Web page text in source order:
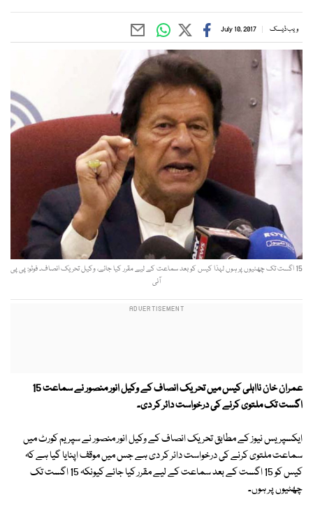
ویب ڈیسک July 10, 2017
15 اگست تک چھٹیوں پر ہوں لہذا کیس کو بعد سماعت کے لیے مقرر کیا جائے، وکیل تحریک انصاف۔ فوٹو: پی پی
آئی
عمران خان نااہلی کیس میں تحریک انصاف کے وکیل انور منصور نے سماعت 15
اگست تک ملتوی کرنے کی درخواست دائر کر دی۔
ایکسپریس نیوز کے مطابق تحریک انصاف کے وکیل انور منصور نے سپریم کورٹ میں
سماعت ملتوی کرنے کی درخواست دائر کر دی ہے جس میں موقف اپنایا گیا ہے کہ
کیس کو 15 اگست کے بعد سماعت کے لیے مقرر کیا جائے کیونکہ 15 اگست تک
چھٹیوں پر ہوں۔